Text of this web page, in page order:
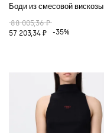
Боди из смесовой вискозы
88 005,36 ₽
57 203,34 ₽
-35%